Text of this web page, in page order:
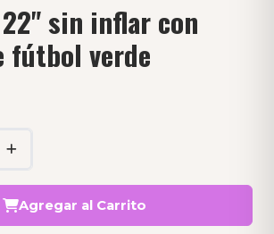
sin inflar con
fútbol verde
Agregar al Carrito